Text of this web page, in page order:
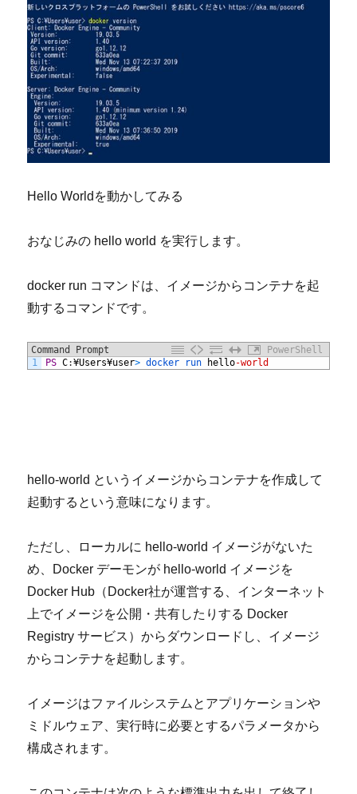
Hello World を動かしてみる
おなじみの hello world を実行します。
docker run コマンドは、イメージからコンテナを起
動するコマンドです。
Command Prompt
PowerShell
1
PS C:¥Users¥user> docker run hello-world
hello-world というイメージからコンテナを作成して
起動するという意味になります。
ただし、ローカルに hello-world イメージがないた
め、 Docker デーモンが hello-world イメージを
Docker Hub （ Docker社が運営する、インターネット
上でイメージを公開・共有したりする Docker
Registryサービス）からダウンロードし、イメージ
からコンテナを起動します。
イメージはファイルシステムとアプリケーションや
ミドルウェア、実行時に必要とするパラメータから
構成されます。